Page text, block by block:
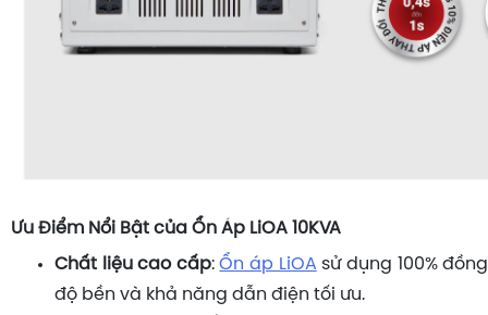
Ưu Điểm Nổi Bật của Ổn Áp LiOA 10KVA
Chất liệu cao cấp:Ổn áp LiOA sử dụng 100%
độ bền và khả năng dẫn điện tối ưu.